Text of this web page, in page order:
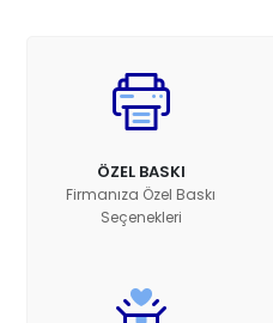
ÖZEL BASKI
Firmanıza Özel Baskı
Seçenekleri